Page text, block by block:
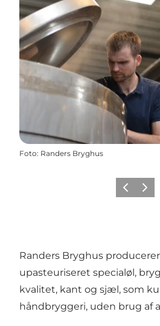
Foto: Randers Bryghus
ForrigeNæste
Randers Bryghus
upasteuriseret specialøl,
kvalitet, kant og sjæl, som
håndbryggeri, uden brug af